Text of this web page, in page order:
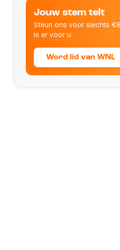
Jouw stem telt
Steun ons voor slechts
is er voor u.
Word lid van WNL